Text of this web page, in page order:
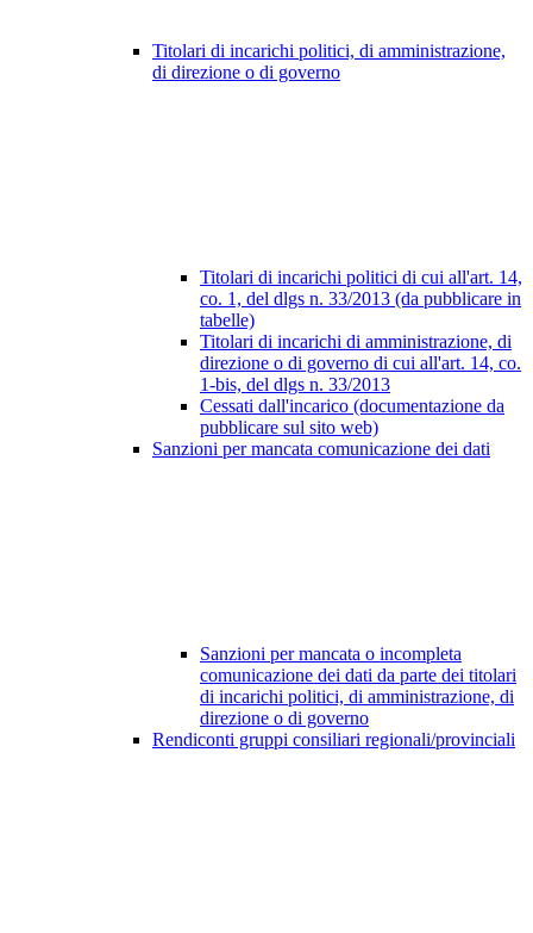
Titolari di incarichi politici, di amministrazione,
di direzione o di governo
Titolari di incarichi politici di cui all'art. 14,
co. 1, del dlgs n. 33/2013 (da pubblicare in
tabelle)
Titolari di incarichi di amministrazione, di
direzione o di governo di cui all'art. 14, co.
1-bis, del dlgs n. 33/2013
Cessati dall'incarico (documentazione da
pubblicare sul sito web)
Sanzioni per mancata comunicazione dei dati
Sanzioni per mancata o incompleta
comunicazione dei dati da parte dei titolari
di incarichi politici, di amministrazione, di
direzione o di governo
Rendiconti gruppi consiliari regionali/provinciali